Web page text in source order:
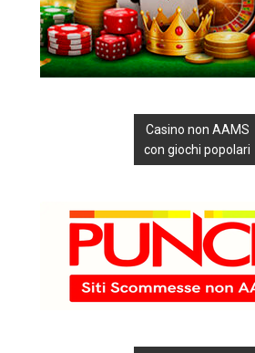
Casino non AAMS
con giochi popolari